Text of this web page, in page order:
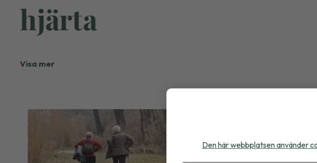
hjärta
Visa mer
Den här webbplatsen använder